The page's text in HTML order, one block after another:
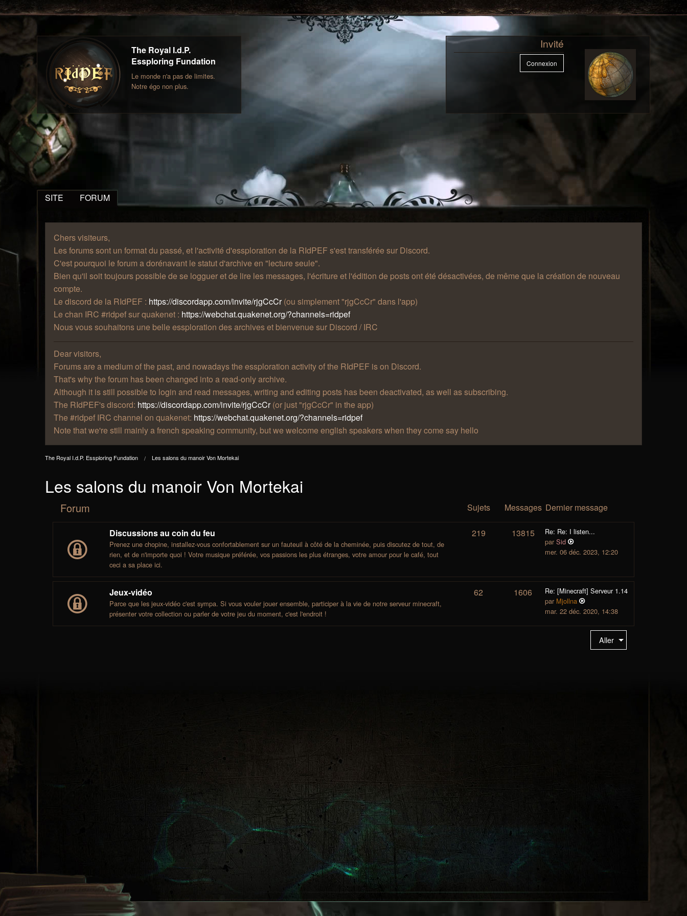
The Royal I.d.P.
Essploring Fundation
Le monde n'a pas de limites.
Notre égo non plus.
Invité
Connexion
SITE FORUM
Chers visiteurs,
Les forums sont un format du passé, et l'activité d'essploration de la RIdPEF s'est transférée sur Discord.
C'est pourquoi le forum a dorénavant le statut d'archive en "lecture seule".
Bien qu'il soit toujours possible de se logguer et de lire les messages, l'écriture et l'édition de posts ont été désactivées, de même que la création de nouveau
compte.
Le discord de la RIdPEF : https://discordapp.com/invite/rjgCcCr(ou simplement "rjgCcCr" dans l'app)
Le chan IRC #ridpef sur quakenet : https://webchat.quakenet.org/?channels=ridpef
Nous vous souhaitons une belle essploration des archives et bienvenue sur Discord / IRC
Dear visitors,
Forums are a medium of the past, and nowadays the essploration activity of the RIdPEF is on Discord.
That's why the forum has been changed into a read-only archive.
Although it is still possible to login and read messages, writing and editing posts has been deactivated, as well as subscribing.
The RIdPEF's discord: https://discordapp.com/invite/rjgCcCr(or just "rjgCcCr" in the app)
The #ridpef IRC channel on quakenet: https://webchat.quakenet.org/?channels=ridpef
Note that we're still mainly a french speaking community, but we welcome english speakers when they come say hello
The Royal I.d.P. Essploring Fundation Les salons du manoir Von Mortekai
Les salons du manoir Von Mortekai
Forum Sujets Messages Dernier message
Discussions au coin du feu
Prenez une chopine, installez-vous confortablement sur un fauteuil à côté de la cheminée, puis discutez de tout, de
rien, et de n'importe quoi ! Votre musique préférée, vos passions les plus étranges, votre amour pour le café, tout
ceci a sa place ici.
219 13815
Re: Re: I listen...
parSid
mer. 06 déc. 2023, 12:20
Jeux-vidéo
Parce que les jeux-vidéo c'est sympa. Si vous vouler jouer ensemble, participer à la vie de notre serveur minecraft,
présenter votre collection ou parler de votre jeu du moment, c'est l'endroit !
62 1606
Re: [Minecraft] Serveur 1.14
par Mjollna
mar. 22 déc. 2020, 14:38
Aller